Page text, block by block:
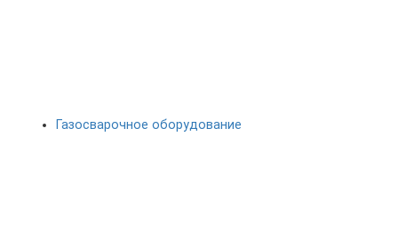
Газосварочное оборудование